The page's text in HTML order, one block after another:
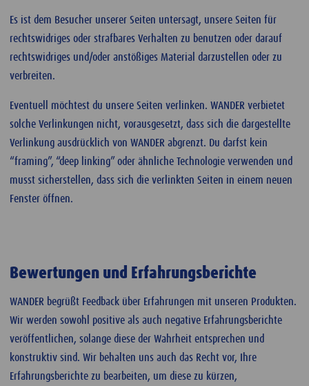
Es ist dem Besucher unserer Seiten untersagt, unsere Seiten für
rechtswidriges oder strafbares Verhalten zu benutzen oder darauf
rechtswidriges und/oder anstößiges Material darzustellen oder zu
verbreiten.
Eventuell möchtest du unsere Seiten verlinken. WANDER verbietet
solche Verlinkungen nicht, vorausgesetzt, dass sich die dargestellte
Verlinkung ausdrücklich von WANDER abgrenzt. Du darfst kein
“framing”, “deep linking” oder ähnliche Technologie verwenden und
musst sicherstellen, dass sich die verlinkten Seiten in einem neuen
Fenster öffnen.
Bewertungen und Erfahrungsberichte
WANDER begrüßt Feedback über Erfahrungen mit unseren Produkten.
Wir werden sowohl positive als auch negative Erfahrungsberichte
veröffentlichen, solange diese der Wahrheit entsprechen und
konstruktiv sind. Wir behalten uns auch das Recht vor, Ihre
Erfahrungsberichte zu bearbeiten, um diese zu kürzen,